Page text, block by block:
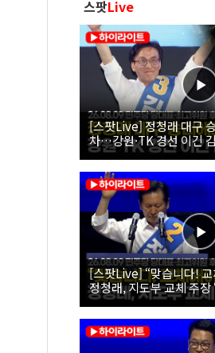
스팟Live
[스팟Live] 정청래 대구
차…강원·TK 경선 이긴
26.08.09 더불어민주당
보 대구·경북 합동연설회
[스팟Live] “맞습니다!
정청래, 지도부 교체 주장
26.08.09 더불어민주당
보 대구·경북 합동연설회